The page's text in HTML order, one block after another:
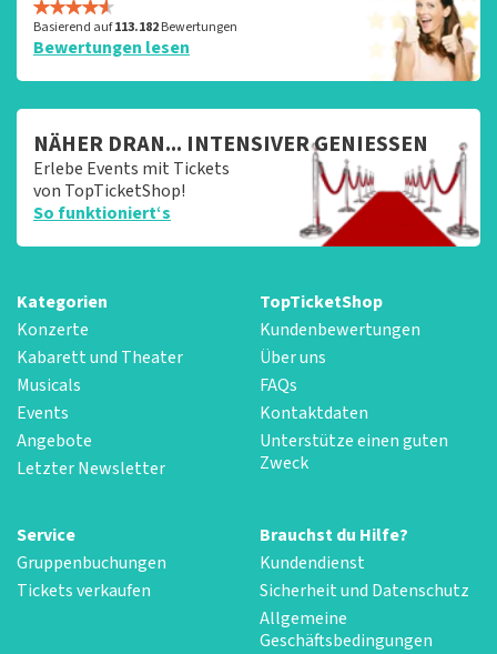
Basierend auf113.182Bewertungen
Bewertungen lesen
NÄHER DRAN... INTENSIVER GENIESSEN
Erlebe Events mit Tickets
von TopTicketShop!
So funktioniert‘s
Kategorien
Konzerte
Kabarett und Theater
Musicals
Events
Angebote
Letzter Newsletter
TopTicketShop
Kundenbewertungen
Über uns
FAQs
Kontaktdaten
Unterstütze einen guten
Zweck
Service
Gruppenbuchungen
Tickets verkaufen
Brauchst du Hilfe?
Kundendienst
Sicherheit und Datenschutz
Allgemeine
Geschäftsbedingungen